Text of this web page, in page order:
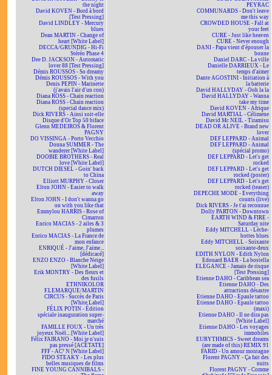
the night
David KOVEN - Bord à bord
[Test Pressing]
David LINDLEY - Mercury
blues
Dean MARTIN - Change of
heart [White Label]
DECCA/GRUNDIG - Hi-Fi
Stéréo Phase 4
Dee D. JACKSON - Automatic
lover 88 [Test Pressing]
Démis ROUSSOS - So dreamy
Démis ROUSSOS - With you
Denis PEPIN - Marinette
(j'avais l'air d'un con)
Diana ROSS - Chain reaction
Diana ROSS - Chain reaction
(special dance mix)
Dick RIVERS - Ainsi soit-elle
Disque d'Or Top 50 biface
Glenn MEDEIROS & Florent
PAGNY
DO VISSINGA - Porto Vecchio
Donna SUMMER - The
wanderer [White Label]
DOOBIE BROTHERS - Real
love [White Label]
DUTCH DIESEL - Goin' back
to China
Elliott MURPHY - Closer
Elton JOHN - Easier to walk
away
Elton JOHN - I don't wanna go
on with you like that
Emmylou HARRIS - Rose of
Cimarron
Enrico MACIAS - 2 ailes & 3
plumes
Enrico MACIAS - La France de
mon enfance
ENRIQUÉ - J'aime, J'aime...
[dédicacé]
ENZO ENZO - Blanche Neige
[White Label]
Erik MONTRY - Des fleurs et
des fusils
ETHNIKOLOR
F.LEMARQUE/MARTIN
CIRCUS - Succès de Paris
[White Label]
FÉLIX POTIN - Édition
spéciale inauguration super-
marché
FAMILLE FOUX - Un très
joyeux Noël... [White Label]
Félix FAIRANO - Moi je n'suis
pas pressé [ACÉTATE]
FFF - AC² N [White Label]
FIDO STEAKY - Les plus
belles musiques de films
FINE YOUNG CANNIBALS -
PEYRAC
COMMUNARDS - Don't leave
me this way
CROWDED HOUSE - Fall at
your feet
CURE - Just like heaven
CURE - Never enough
DANI - Papa vient d'épouser la
bonne
Daniel DARC - La ville
Danielle DARRIEUX - Le
temps d'aimer
Dante AGOSTINI - Initiation à
la batterie
David HALLYDAY - Ooh la la
David HALLYDAY - Wanna
take my time
David KOVEN - Afrique
David MARTIAL - Célimène
David Mc NEIL - Tiramisu
DEAD OR ALIVE - Brand new
lover
DEF LEPPARD - Animal
DEF LEPPARD - Animal
(spécial promo)
DEF LEPPARD - Let's get
rocked
DEF LEPPARD - Let's get
rocked (poster)
DEF LEPPARD - Let's get
rocked (teaser)
DEPECHE MODE - Everything
counts (live)
Dick RIVERS - Je t'ai reconnue
Dolly PARTON - Downtown
EARTH WIND & FIRE -
Saturday nite
Eddy MITCHELL - Lèche-
bottes blues
Eddy MITCHELL - Soixante
soixante-deux
EDITH NYLON - Edith Nylon
Edouard BAER - La bostella
ELEGANCE - Jamais de risque
[Test Pressing]
Etienne DAHO - Caribbean sea
Etienne DAHO - Des
attractions désastre
Etienne DAHO - Epaule tattoo
Etienne DAHO - Epaule tattoo
(maxi)
Etienne DAHO - Il ne dira pas
[White Label]
Etienne DAHO - Les voyages
immobiles
EURYTHMICS - Sweet dreams
(are made of this) REMIX 91
FARID - Un amour montagne
Florent PAGNY - Ça fait des
nuits
Florent PAGNY - Comme